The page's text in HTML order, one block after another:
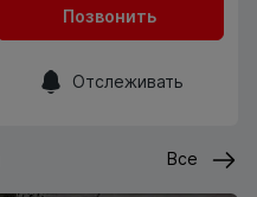
Позвонить
Отслеживать
Все